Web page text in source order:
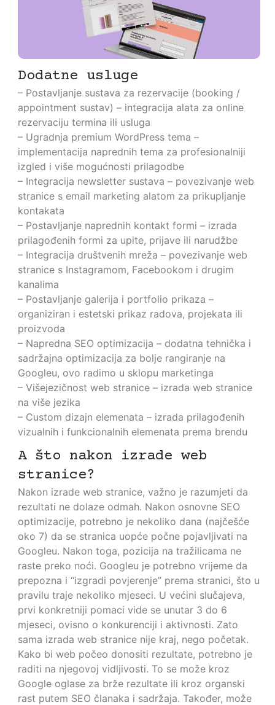
Dodatne usluge
– Postavljanje sustava za rezervacije (booking /
appointment sustav) – integracija alata za online
rezervaciju termina ili usluga
– Ugradnja premium WordPress tema –
implementacija naprednih tema za profesionalniji
izgled i više mogućnosti prilagodbe
– Integracija newsletter sustava – povezivanje web
stranice s email marketing alatom za prikupljanje
kontakata
– Postavljanje naprednih kontakt formi – izrada
prilagođenih formi za upite, prijave ili narudžbe
– Integracija društvenih mreža – povezivanje web
stranice s Instagramom, Facebookom i drugim
kanalima
– Postavljanje galerija i portfolio prikaza –
organiziran i estetski prikaz radova, projekata ili
proizvoda
– Napredna SEO optimizacija – dodatna tehnička i
sadržajna optimizacija za bolje rangiranje na
Googleu, ovo radimo u sklopu marketinga
– Višejezičnost web stranice – izrada web stranice
na više jezika
– Custom dizajn elemenata – izrada prilagođenih
vizualnih i funkcionalnih elemenata prema brendu
A što nakon izrade web
stranice?
Nakon izrade web stranice, važno je razumjeti da
rezultati ne dolaze odmah. Nakon osnovne SEO
optimizacije, potrebno je nekoliko dana (najčešće
oko 7) da se stranica uopće počne pojavljivati na
Googleu. Nakon toga, pozicija na tražilicama ne
raste preko noći. Googleu je potrebno vrijeme da
prepozna i “izgradi povjerenje” prema stranici, što u
pravilu traje nekoliko mjeseci. U većini slučajeva,
prvi konkretniji pomaci vide se unutar 3 do 6
mjeseci, ovisno o konkurenciji i aktivnosti. Zato
sama izrada web stranice nije kraj, nego početak.
Kako bi web počeo donositi rezultate, potrebno je
raditi na njegovoj vidljivosti. To se može kroz
Google oglase za brže rezultate ili kroz organski
rast putem SEO članaka i sadržaja. Također, može